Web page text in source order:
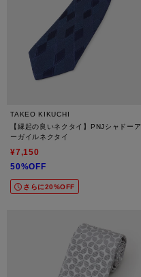
TAKEO KIKUCHI
【縁起の良いネクタイ】PNJシャドーア
ーガイルネクタイ
¥7,150
50%OFF
さらに20%OFF